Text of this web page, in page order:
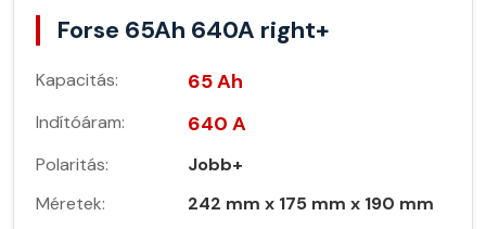
Forse 65Ah 640A right+
Kapacitás: 65 Ah
Indítóáram: 640 A
Polaritás:
Jobb+
Méretek:
242 mm x 175 mm x 190 mm